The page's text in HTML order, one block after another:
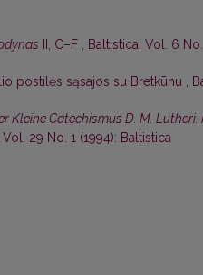
II, C–F , Baltistica: Vol. 6
postilės sąsajos su Bretkūnu ,
Kleine Catechismus D. M.
Vol. 29 No. 1 (1994): Baltistica